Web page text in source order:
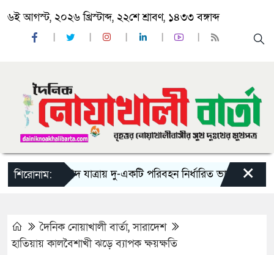
৬ই আগস্ট, ২০২৬ খ্রিস্টাব্দ, ২২শে শ্রাবণ, ১৪৩৩ বঙ্গাব্দ
শিরোনাম:‘ঈদ যাত্রায় দু-একটি পরিবহন নির্ধারিত ভাড়ার চেয়েও কম
×
দৈনিক নোয়াখালী বার্তা,সারাদেশ
হাতিয়ায় কালবৈশাখী ঝড়ে ব্যাপক ক্ষয়ক্ষতি